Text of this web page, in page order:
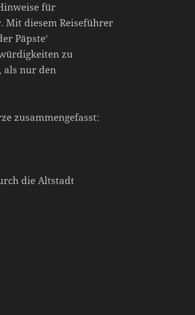
für
Mit diesem Reiseführer
Päpste‘
zu
als nur den
zusammengefasst:
die Altstadt